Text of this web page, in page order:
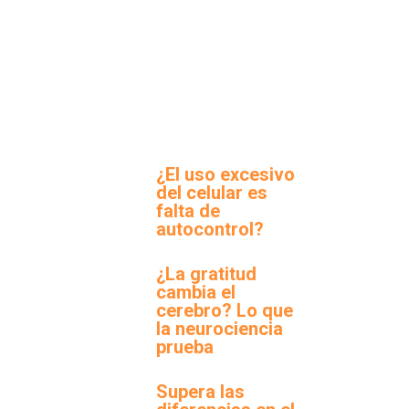
¿El uso excesivo
del celular es
falta de
autocontrol?
¿La gratitud
cambia el
cerebro? Lo que
la neurociencia
prueba
Supera las